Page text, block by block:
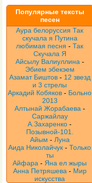
Популярные тексты
песен
Аура белоруссия Так
скучала я Путина
любимая песня -Так
Скучала Я
Айсылу Валиуллина -
Эбием эбекэем
Азамат Биштов - 12 звезд
и 3 стрелы
Аркадий Кобяков - Больно
2013
Алтынай Жорабаева -
Саржайлау
А.Захаренко -
Позывной-101.
Айым - Луна
Аида Николайчук -Только
ты
Айфара - Яна ел жыры
Анна Петряшева - Мир
искусства